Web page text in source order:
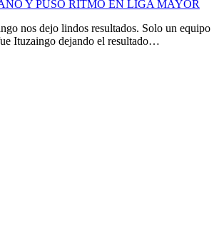
nos dejo lindos resultados. Solo un equipo
Ituzaingo dejando el resultado…